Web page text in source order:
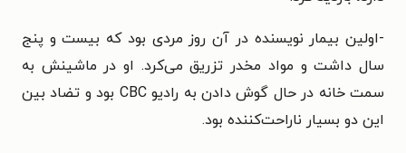
-اولین بیمار نویسنده در آن روز مردی بود که بیست و پنج
سال داشت و مواد مخدر تزریق می‌کرد. او در ماشینش به
سمت خانه در حال گوش دادن به رادیو CBC بود و تضاد بین
این دو بسیار ناراحت‌کننده بود.